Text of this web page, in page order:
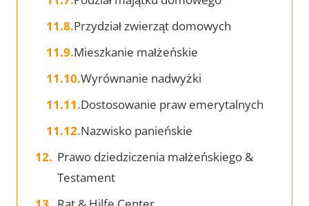
Przydział zwierząt domowych
Mieszkanie małżeńskie
Wyrównanie nadwyżki
Dostosowanie praw emerytalnych
Nazwisko panieńskie
Prawo dziedziczenia małżeńskiego &
Testament